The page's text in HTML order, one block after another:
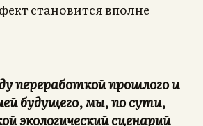
становится вполне
переработкой прошлого и
будущего, мы, по сути,
экологический сценарий